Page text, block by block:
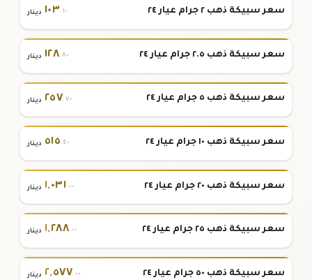
سعر سبيكة ذهب ٢ جرام عيار ٢٤ ١٠٣.١٠ دينار
سعر سبيكة ذهب ٢.٥ جرام عيار ٢٤ ١٢٨.٨٠ دينار
سعر سبيكة ذهب ٥ جرام عيار ٢٤ ٢٥٧.٧٠ دينار
سعر سبيكة ذهب ١٠ جرام عيار ٢٤ ٥١٥.٤٠ دينار
سعر سبيكة ذهب ٢٠ جرام عيار ٢٤ ١,٠٣١.٠٠ دينار
سعر سبيكة ذهب ٢٥ جرام عيار ٢٤ ١,٢٨٨.٠٠ دينار
سعر سبيكة ذهب ٥٠ جرام عيار ٢٤ ٢,٥٧٧.٠٠ دينار